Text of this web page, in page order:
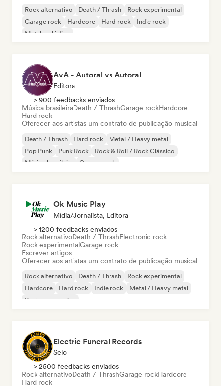
Rock alternativo Death / Thrash
Rock experimental
Garage rock
Hardcore Hard rock
Indie rock
Metal melódico
AvA - Autoral vs Autoral
Editora
> 900 feedbacks enviados
Música brasileiraDeath / ThrashGarage rockHardcore
Hard rock
Oferecer aos artistas um contrato de publicação musical
Death / Thrash Hard rock
Metal / Heavy metal
Pop Punk
Punk Rock
Rock & Roll / Rock Clássico
Música brasileira
Garage rock
Ok Music Play
Mídia/Jornalista, Editora
> 1200 feedbacks enviados
Rock alternativoDeath / ThrashElectronic rock
Rock experimentalGarage rock
Escrever artigos
Oferecer aos artistas um contrato de publicação musical
Rock alternativo Death / Thrash
Rock experimental
Hardcore
Hard rock Indie rock
Metal / Heavy metal
Rock progressivo
Electric Funeral Records
Selo
> 2500 feedbacks enviados
Rock alternativoDeath / ThrashGarage rockHardcore
Hard rock